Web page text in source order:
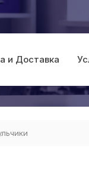
и Доставка